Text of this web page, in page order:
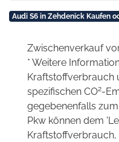
Audi S6 in Zehdenick Kaufen
Zwischenverkauf
* Weitere
Kraftstoffverbrauch
spezifischen CO2-
gegebenenfalls
Pkw können dem
Kraftstoffverbrauch,